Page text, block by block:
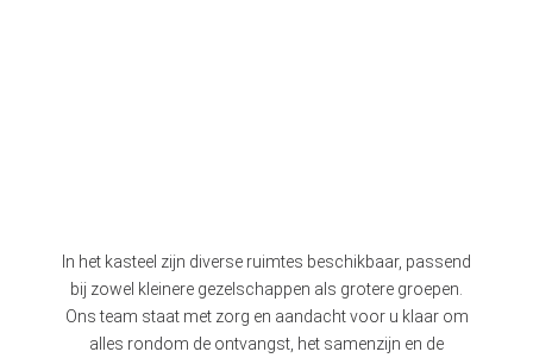
In het kasteel zijn diverse ruimtes beschikbaar, passend
bij zowel kleinere gezelschappen als grotere groepen.
Ons team staat met zorg en aandacht voor u klaar om
alles rondom de ontvangst, het samenzijn en de